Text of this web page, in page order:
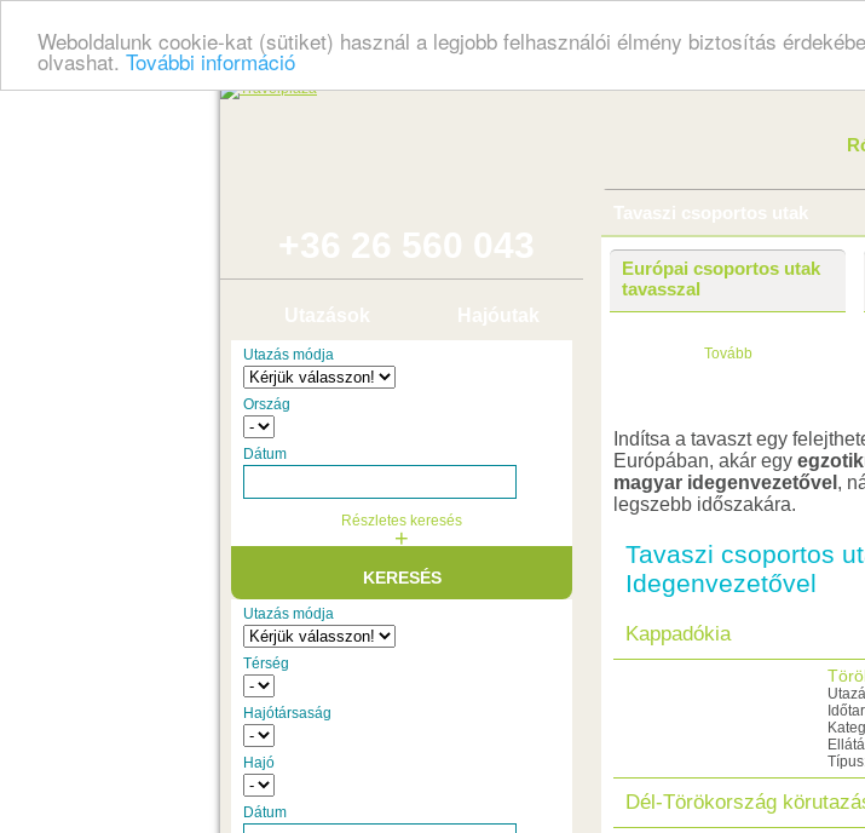
Weboldalunk cookie-kat (sütiket) használ a legjobb felhasználói élmény biztosítás
olvashat. További információ
+36 26 560 043
Utazások Hajóutak
Utazás módja
Ország
Dátum
Részletes keresés
+
Utazás módja
Térség
Hajótársaság
Hajó
Dátum
Tavaszi csoportos utak
Európai csoportos utak
tavasszal
Tovább
Indítsa a tavaszt egy
Európában, akár egy
magyar idegenvezetővel ,
legszebb időszakára.
Tavaszi csoportos
Idegenvezetővel
Kappadókia
Dél-Törökország